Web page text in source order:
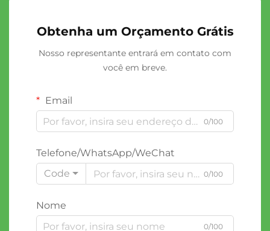
Obtenha um Orçamento Grátis
Nosso representante entrará em contato com
você em breve.
Email
0/100
Telefone/WhatsApp/WeChat
Code
0/100
Nome
0/100